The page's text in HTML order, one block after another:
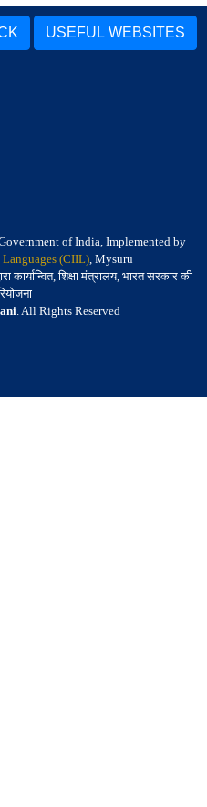
USEFUL WEBSITES
of India, Implemented by
(CIIL), Mysuru
शिक्षा मंत्रालय, भारत सरकार की
. All Rights Reserved